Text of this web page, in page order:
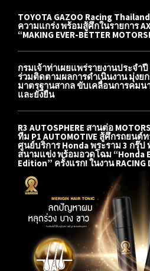
TOYOTA GAZOO Racing
ความแกร่ง พร้อมสู้ศึกในรายการ
“MAKING EVER-BETTER
กรมเจ้าท่าเผยแพร่รายงานประจำ
ร่วมติดตามผลการดำเนินงาน มุ่งย
มาตรฐานสากล ขับเคลื่อนการคมน
และยั่งยืน
R3 AUTOSPHERE สานต่อ
ทีม P1 AUTOMOTIVE สู้ศึกรถยนต์
ศูนย์บริการ Honda พระราม 3 กรุ๊ป
สนามแข่ง พร้อมอวดโฉม “Honda
Edition” ครั้งแรก! ในงาน RACING